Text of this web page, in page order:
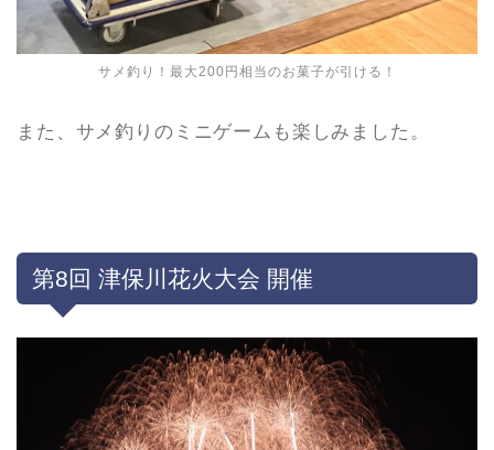
サメ釣り！最大200円相当のお菓子が引ける！
また、サメ釣りのミニゲームも楽しみました。
第8回 津保川花火大会 開催